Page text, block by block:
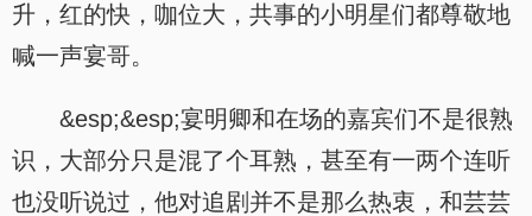
升，红的快，咖位大，共事的小明星们都尊敬地
喊一声宴哥。
&esp;&esp;宴明卿和在场的嘉宾们不是很熟
识，大部分只是混了个耳熟，甚至有一两个连听
也没听说过，他对追剧并不是那么热衷，和芸芸